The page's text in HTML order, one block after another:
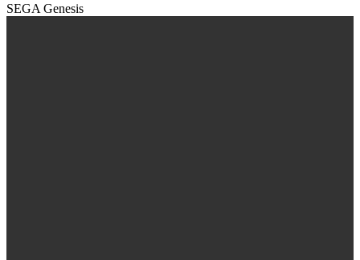
SEGA Genesis